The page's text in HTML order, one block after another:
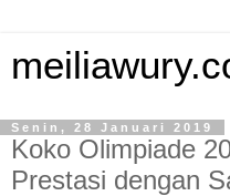
Senin, 28 Januari 2019
Koko Olimpiade
Prestasi dengan